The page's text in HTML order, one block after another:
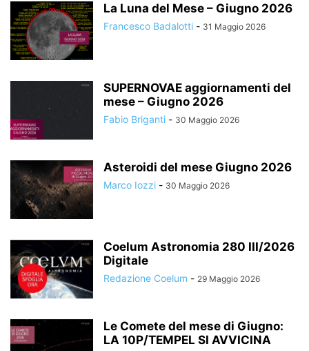
La Luna del Mese – Giugno 2026
Francesco Badalotti - 31 Maggio 2026
SUPERNOVAE aggiornamenti del
mese – Giugno 2026
Fabio Briganti - 30 Maggio 2026
Asteroidi del mese Giugno 2026
Marco Iozzi - 30 Maggio 2026
Coelum Astronomia 280 III/2026
Digitale
Redazione Coelum - 29 Maggio 2026
Le Comete del mese di Giugno:
LA 10P/TEMPEL SI AVVICINA